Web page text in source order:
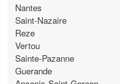
Nantes
Saint-Nazaire
Reze
Vertou
Sainte-Pazanne
Guerande